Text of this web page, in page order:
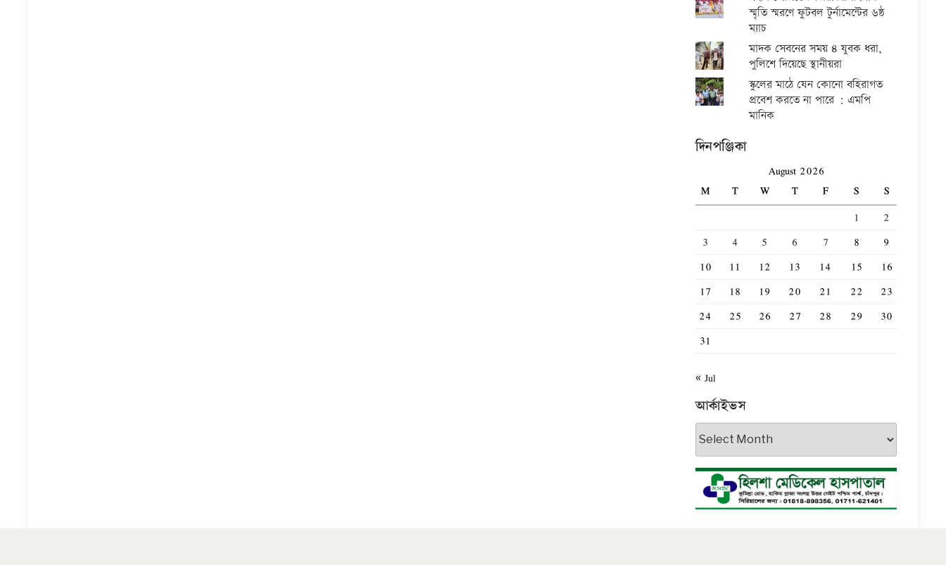
স্মৃতি স্মরণে ফুটবল টুর্নামেন্টের ৬ষ্ঠ
ম্যাচ
মাদক সেবনের সময় ৪ যুবক ধরা,
পুলিশে দিয়েছে স্থানীয়রা
স্কুলের মাঠে যেন কোনো বহিরাগত
প্রবেশ করতে না পারে : এমপি
মানিক
দিনপঞ্জিকা
August 2026
M
T W T F S
S
1
2
3
4 5 6 7 8
9
10
11 12 13 14 15
16
17
18 19 20 21 22
23
24
25 26 27 28 29
30
31
« Jul
আর্কাইভস
আর্কাইভস